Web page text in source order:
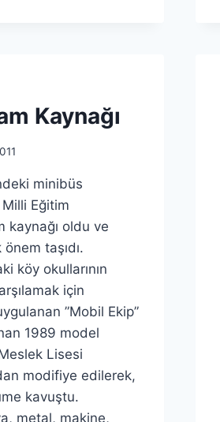
Kaynağı
minibüs
Eğitim
kaynağı oldu ve
taşıdı.
köy okullarının
için
”Mobil Ekip”
1989 model
Lisesi
modifiye edilerek,
kavuştu.
metal, makine,